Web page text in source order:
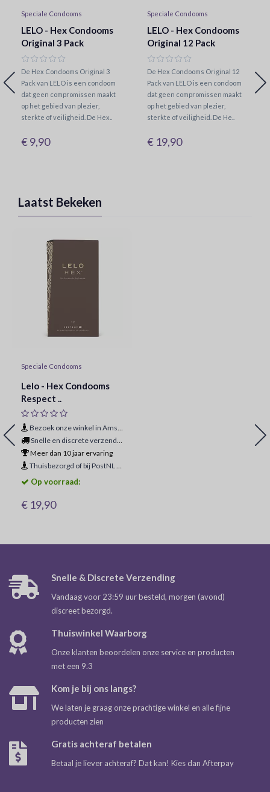
Speciale Condooms
LELO - Hex Condooms
Original 3 Pack
De Hex Condooms Original 3
Pack van LELO is een condoom
dat geen compromissen maakt
op het gebied van plezier,
sterkte of veiligheid. De Hex..
€ 9,90
Speciale Condooms
LELO - Hex Condooms
Original 12 Pack
De Hex Condooms Original 12
Pack van LELO is een condoom
dat geen compromissen maakt
op het gebied van plezier,
sterkte of veiligheid. De He..
€ 19,90
Laatst Bekeken
Speciale Condooms
Lelo - Hex Condooms
Respect ..
Bezoek onze winkel in Amsterdam
Snelle en discrete verzending
Meer dan 10 jaar ervaring
Thuisbezorgd of bij PostNL ophaalpunt
Op voorraad:
€ 19,90
Snelle & Discrete Verzending
Vandaag voor 23:59 uur besteld, morgen (avond)
discreet bezorgd.
Thuiswinkel Waarborg
Onze klanten beoordelen onze service en producten
met een 9.3
Kom je bij ons langs?
We laten je graag onze prachtige winkel en alle fijne
producten zien
Gratis achteraf betalen
Betaal je liever achteraf? Dat kan! Kies dan Afterpay